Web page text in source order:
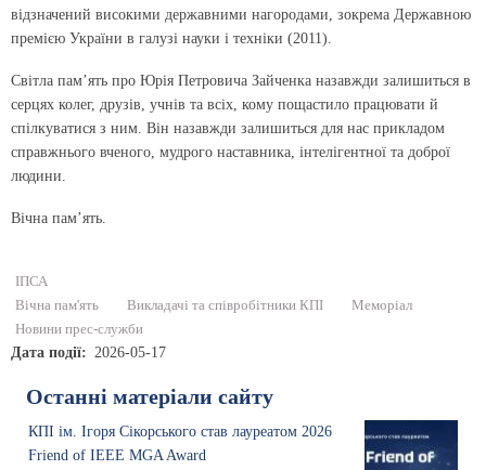
відзначений високими державними нагородами, зокрема Державною
премією України в галузі науки і техніки (2011).
Світла пам’ять про Юрія Петровича Зайченка назавжди залишиться в
серцях колег, друзів, учнів та всіх, кому пощастило працювати й
спілкуватися з ним. Він назавжди залишиться для нас прикладом
справжнього вченого, мудрого наставника, інтелігентної та доброї
людини.
Вічна пам’ять.
ІПСА
Вічна пам'ять
Викладачі та співробітники КПІ
Меморіал
Новини прес-служби
Дата події 2026-05-17
Останні матеріали сайту
КПІ ім. Ігоря Сікорського став лауреатом 2026
Friend of IEEE MGA Award